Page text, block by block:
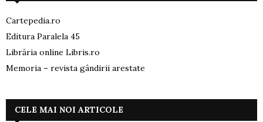
Cartepedia.ro
Editura Paralela 45
Librăria online Libris.ro
Memoria – revista gândirii arestate
CELE MAI NOI ARTICOLE